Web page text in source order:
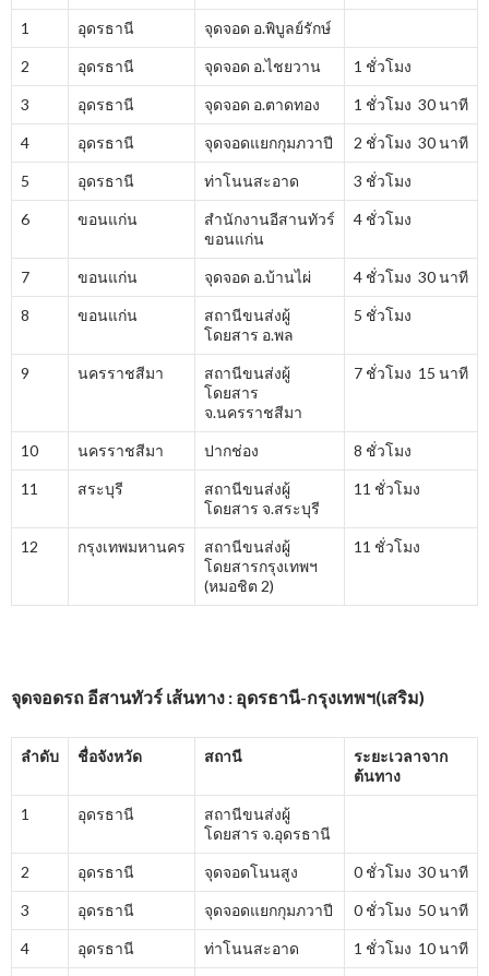
1 อุดรธานี จุดจอด อ.พิบูลย์รักษ์
2 อุดรธานี จุดจอด อ.ไชยวาน 1 ชั่วโมง
3 อุดรธานี จุดจอด อ.ตาดทอง 1 ชั่วโมง 30 นาที
4 อุดรธานี จุดจอดแยกกุมภวาปี 2 ชั่วโมง 30 นาที
5 อุดรธานี ท่าโนนสะอาด 3 ชั่วโมง
6 ขอนแก่น
สำนักงานอีสานทัวร์
ขอนแก่น
4 ชั่วโมง
7 ขอนแก่น จุดจอด อ.บ้านไผ่ 4 ชั่วโมง 30 นาที
8 ขอนแก่น
สถานีขนส่งผู้
โดยสาร อ.พล
5 ชั่วโมง
9 นครราชสีมา
สถานีขนส่งผู้
โดยสาร
จ.นครราชสีมา
7 ชั่วโมง 15 นาที
10 นครราชสีมา ปากช่อง 8 ชั่วโมง
11 สระบุรี
สถานีขนส่งผู้
โดยสาร จ.สระบุรี
11 ชั่วโมง
12 กรุงเทพมหานคร
สถานีขนส่งผู้
โดยสารกรุงเทพฯ
(หมอชิต 2)
11 ชั่วโมง
จุดจอดรถ อีสานทัวร์ เส้นทาง : อุดรธานี-กรุงเทพฯ(เสริม)
ลำดับ ชื่อจังหวัด สถานี
ระยะเวลาจาก
ต้นทาง
1 อุดรธานี
สถานีขนส่งผู้
โดยสาร จ.อุดรธานี
2 อุดรธานี จุดจอดโนนสูง 0 ชั่วโมง 30 นาที
3 อุดรธานี จุดจอดแยกกุมภวาปี 0 ชั่วโมง 50 นาที
4 อุดรธานี ท่าโนนสะอาด 1 ชั่วโมง 10 นาที